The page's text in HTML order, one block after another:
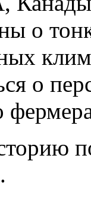
о
о